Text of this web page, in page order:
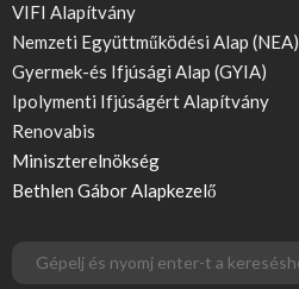
VIFI Alapítvány
Nemzeti Együttműködési Alap (NEA)
Gyermek-és Ifjúsági Alap (GYIA)
Ipolymenti Ifjúságért Alapítvány
Renovabis
Miniszterelnökség
Bethlen Gábor Alapkezelő